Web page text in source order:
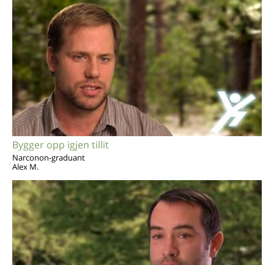
Bygger opp igjen tillit
Narconon-graduant
Alex M.